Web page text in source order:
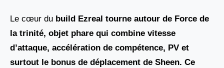
Le cœur du build Ezreal tourne autour de Force de
la trinité, objet phare qui combine vitesse
d’attaque, accélération de compétence, PV et
surtout le bonus de déplacement de Sheen. Ce